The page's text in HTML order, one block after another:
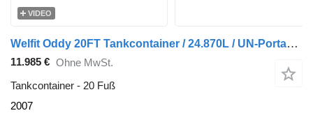
VIDEO
Welfit Oddy 20FT Tankcontainer / 24.870L / UN-Portable T11
11.985 € Ohne MwSt.
Tankcontainer - 20 Fuß
2007